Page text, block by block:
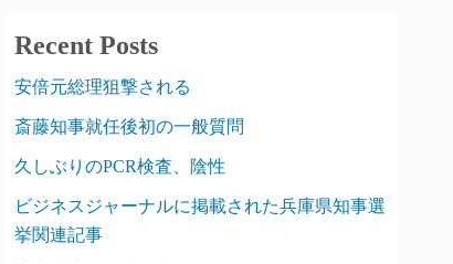
Recent Posts
安倍元総理狙撃される
斎藤知事就任後初の一般質問
久しぶりのPCR検査、陰性
ビジネスジャーナルに掲載された兵庫県知事選
挙関連記事